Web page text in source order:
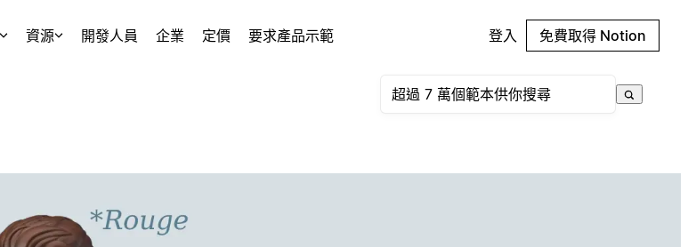
資源 開發人員 企業 定價 要求產品示範 登入 免費取得 Notion